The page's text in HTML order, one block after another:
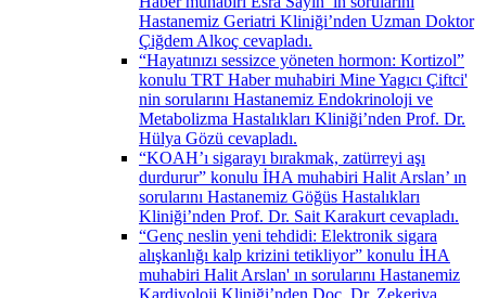
Hastanemiz Geriatri Kliniği’nden Uzman Doktor
Çiğdem Alkoç cevapladı.
“Hayatınızı sessizce yöneten hormon: Kortizol”
konulu TRT Haber muhabiri Mine Yagıcı Çiftci'
nin sorularını Hastanemiz Endokrinoloji ve
Metabolizma Hastalıkları Kliniği’nden Prof. Dr.
Hülya Gözü cevapladı.
“KOAH’ı sigarayı bırakmak, zatürreyi aşı
durdurur” konulu İHA muhabiri Halit Arslan’ ın
sorularını Hastanemiz Göğüs Hastalıkları
Kliniği’nden Prof. Dr. Sait Karakurt cevapladı.
“Genç neslin yeni tehdidi: Elektronik sigara
alışkanlığı kalp krizini tetikliyor” konulu İHA
muhabiri Halit Arslan' ın sorularını Hastanemiz
Kardiyoloji Kliniği’nden Doç. Dr. Zekeriya